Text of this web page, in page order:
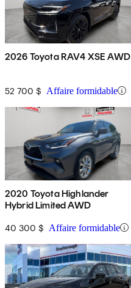
2026 Toyota RAV4 XSE AWD
52 700 $ Affaire formidable
2020 Toyota Highlander
Hybrid Limited AWD
40 300 $ Affaire formidable